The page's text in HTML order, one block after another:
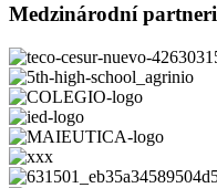
Medzinárodní partneri